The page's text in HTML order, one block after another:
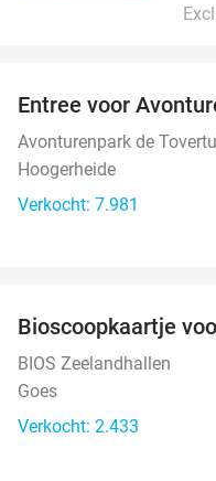
Entree voor
Avonturenpark de
Hoogerheide
Verkocht: 7.981
Bioscoopkaartje
BIOS Zeelandhallen
Goes
Verkocht: 2.433